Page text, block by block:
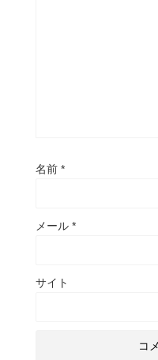
名前 *
メール *
サイト